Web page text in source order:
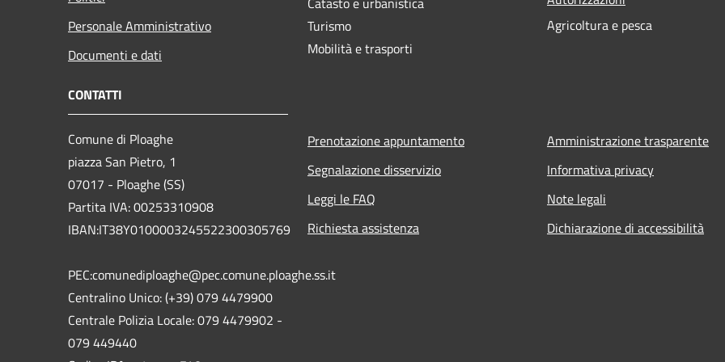
Personale Amministrativo
Documenti e dati
Turismo
Mobilità e trasporti
Agricoltura e pesca
CONTATTI
Comune di Ploaghe
piazza San Pietro, 1
07017 - Ploaghe (SS)
Partita IVA: 00253310908
IBAN:IT38Y0100003245522300305769
PEC:comunediploaghe@pec.comune.ploaghe.ss.it
Centralino Unico: (+39) 079 4479900
Centrale Polizia Locale: 079 4479902 -
079 449440
Prenotazione appuntamento
Segnalazione disservizio
Leggi le FAQ
Richiesta assistenza
Amministrazione trasparente
Informativa privacy
Note legali
Dichiarazione di accessibilità